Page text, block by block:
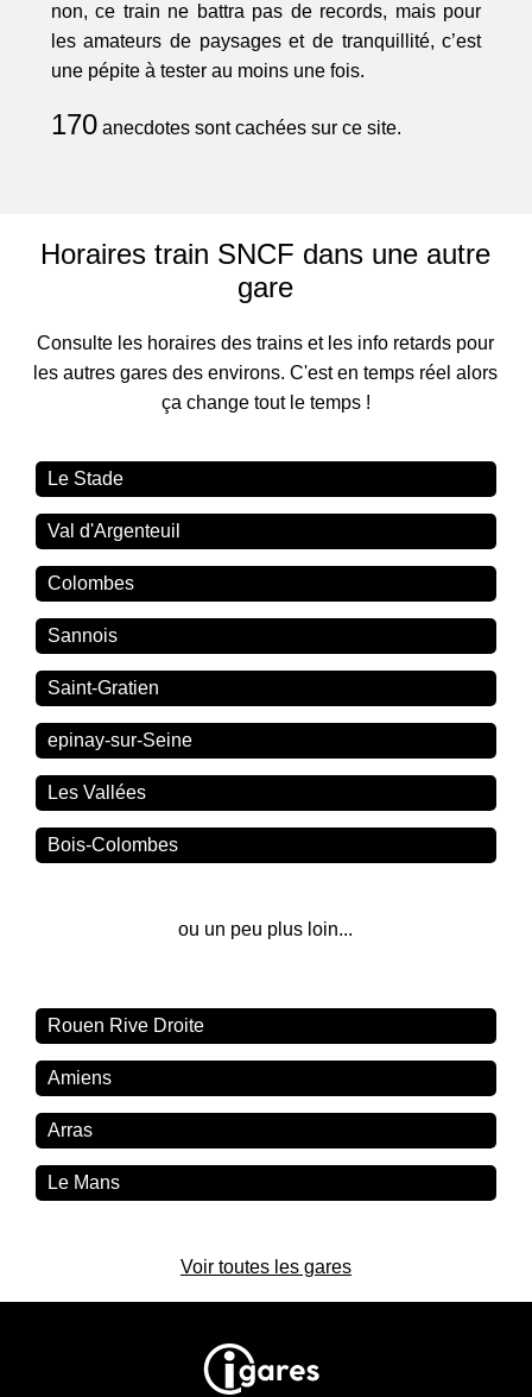
non, ce train ne battra pas de records, mais pour
les amateurs de paysages et de tranquillité, c’est
une pépite à tester au moins une fois.
170anecdotes sont cachées sur ce site.
Horaires train SNCF dans une autre
gare
Consulte les horaires des trains et les info retards pour
les autres gares des environs. C'est en temps réel alors
ça change tout le temps !
Le Stade
Val d'Argenteuil
Colombes
Sannois
Saint-Gratien
epinay-sur-Seine
Les Vallées
Bois-Colombes
ou un peu plus loin...
Rouen Rive Droite
Amiens
Arras
Le Mans
Voir toutes les gares